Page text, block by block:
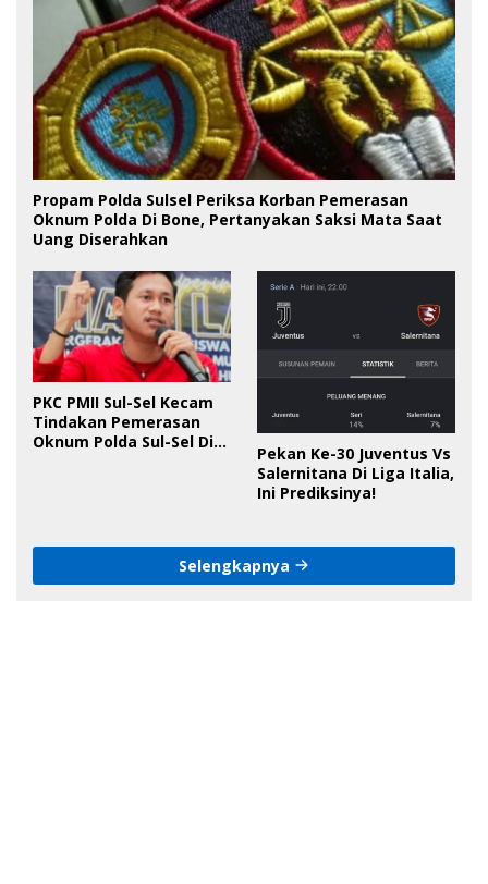
Propam Polda Sulsel Periksa Korban Pemerasan
Oknum Polda Di Bone, Pertanyakan Saksi Mata Saat
Uang Diserahkan
PKC PMII Sul-Sel Kecam
Tindakan Pemerasan
Oknum Polda Sul-Sel Di
Pekan Ke-30 Juventus Vs
Salernitana Di Liga Italia,
Ini Prediksinya!
Selengkapnya